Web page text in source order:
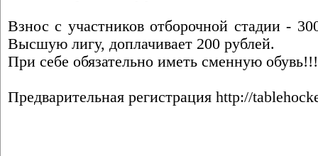
Взнос с участников отборочной стадии -
Высшую лигу, доплачивает 200 рублей.
При себе обязательно иметь сменную
Предварительная регистрация http://